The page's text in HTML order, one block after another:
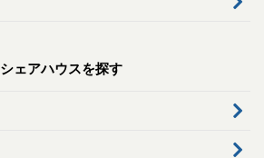
シェアハウスを探す